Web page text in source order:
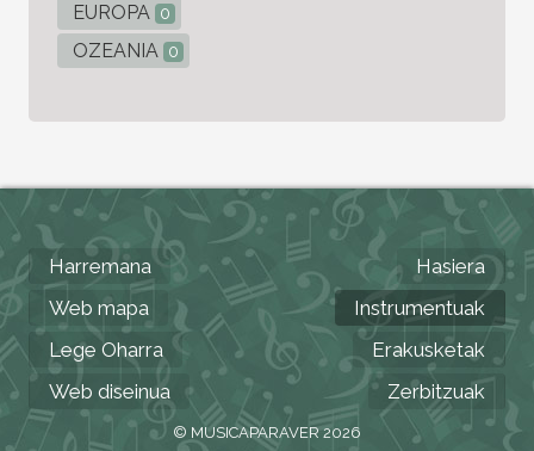
EUROPA 0
OZEANIA 0
Harremana
Web mapa
Lege Oharra
Web diseinua
Hasiera
Instrumentuak
Erakusketak
Zerbitzuak
© MUSICAPARAVER 2026